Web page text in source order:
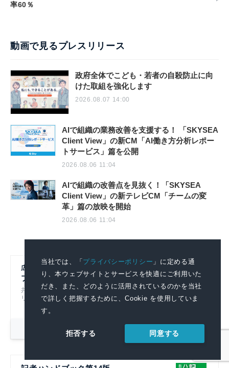
当社では、「プライバシーポリシー 」に定める通
り、本ウェブサイトとサービスを快適にご利用いた
だき、また、どのように活用されているのかを当社
で詳しく把握するために、Cookie を使用していま
す。
拒否する 同意する
率60％
動画で見るプレスリリース
政府全体でこども・若者の自殺防止に向
けた取組を強化します
2026.08.07 14:00
AIで組織の業務改善を支援する！ 「SKYSEA
Client View」の新CM「AI働き方分析レポー
トサービス」篇を公開
2026.08.06 11:04
AIで組織の改善点を見抜く！「SKYSEA
Client View」の新テレビCM「チームの変
革」篇の放映を開始
2026.08.06 11:04
広報初心者のための
プレスリリースの書き方
共同通信社グループのノウハウをもとにプレスリ
リースの基本的なポイントを解説！